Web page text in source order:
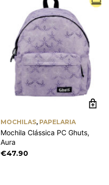
MOCHILAS, PAPELARIA
Mochila Clássica PC Ghuts,
Aura
€47.90